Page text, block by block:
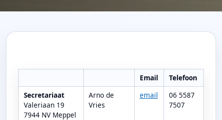
Email
Telefoon
Secretariaat
Valeriaan 19
7944 NV Meppel
Arno de
Vries
email
06 5587
7507